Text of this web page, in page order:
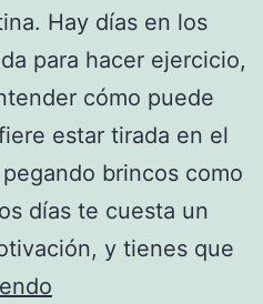
Hay días en los
para hacer ejercicio,
cómo puede
estar tirada en el
brincos como
días te cuesta un
y tienes que